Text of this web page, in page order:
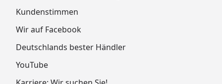
Kundenstimmen
Wir auf Facebook
Deutschlands bester Händler
YouTube